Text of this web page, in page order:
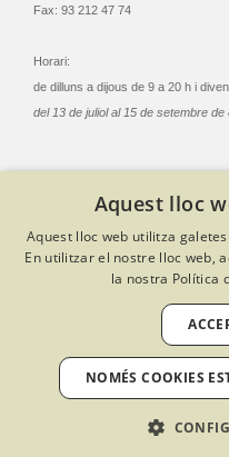
Fax: 93 212 47 74
Horari:
de dilluns a dijous de 9 a 20 h i
del 13 de juliol al 15 de setembre de
© Col·legi Oficial Infermeres i
Criteris de privacitat
Política
Política de protecció de dades
Aquest lloc
Aquest lloc web utilitza
En utilitzar el nostre lloc web,
la nostra Política
NOMÉS COOKIES